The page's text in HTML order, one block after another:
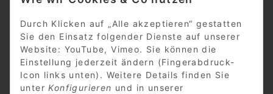
Durch Klicken auf „Alle akzeptieren“ gestatten
Sie den Einsatz folgender Dienste auf unserer
Website: YouTube, Vimeo. Sie können die
Einstellung jederzeit ändern (Fingerabdruck-
Icon links unten). Weitere Details finden Sie
unterKonfigurieren und in unserer
Vertrag widerrufen